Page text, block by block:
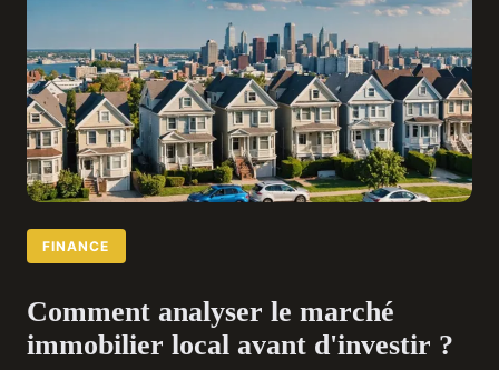
FINANCE
Comment analyser le marché
immobilier local avant d'investir ?